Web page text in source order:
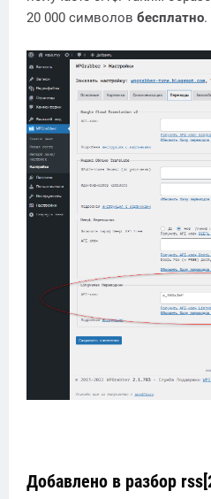
20 000 символов бесплатно.
Добавлено в разбор